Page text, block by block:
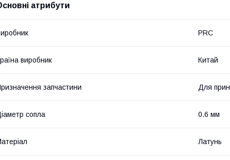
атрибути
PRC
виробник Китай
запчастини Для
сопла 0.6 мм
Латунь